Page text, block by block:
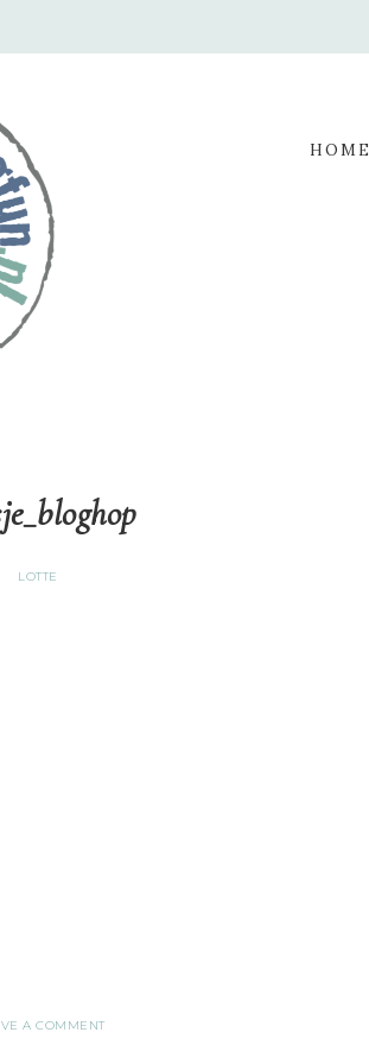
HOME
LOTTE
A COMMENT